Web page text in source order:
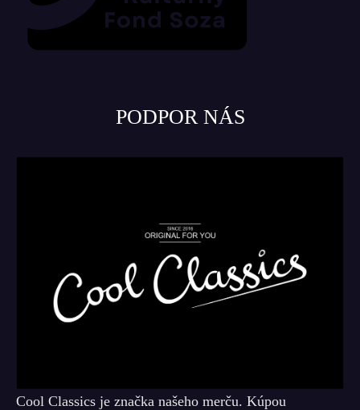
PODPOR NÁS
Cool Classics je značka našeho merču. Kúpou